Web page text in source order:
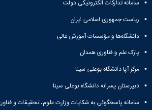
سامانه تدارکات الکترونیکی دولت
ریاست جمهوری اسلامی ایران
دانشگاه‌ها و مؤسسات آموزش عالی
پارک علم و فناوری همدان
مرکز آپا دانشگاه بوعلی سینا
دبیرستان پسرانه دانشگاه بوعلی سینا
سامانه پاسخگوئی به شکایات وزارت علوم، تحقیقات و